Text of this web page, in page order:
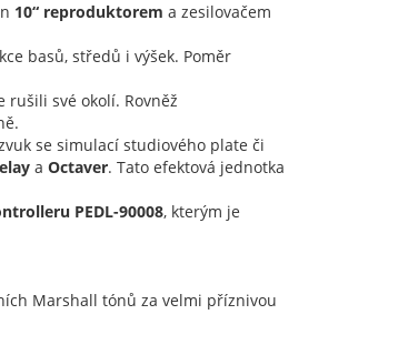
10“ reproduktorem a zesilovačem
basů, středů i výšek. Poměr
své okolí. Rovněž
se simulací studiového plate či
a Octaver. Tato efektová jednotka
PEDL-90008, kterým je
Marshall tónů za velmi příznivou